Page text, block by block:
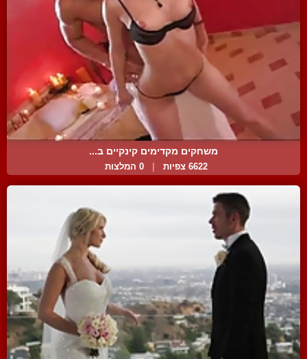
משחקים מקדימים קינקיים ב...
6622 צפיות 0 המלצות